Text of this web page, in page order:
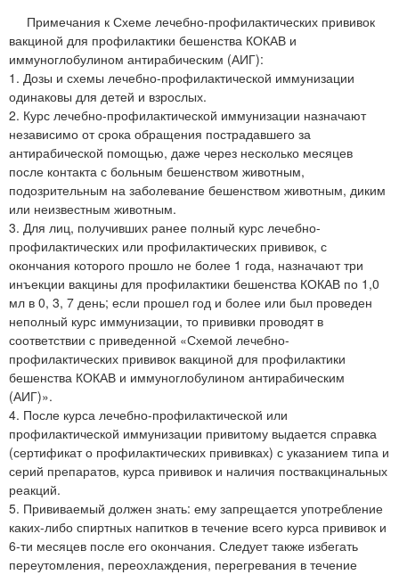
Примечания к Схеме лечебно-профилактических прививок
вакциной для профилактики бешенства КОКАВ и
иммуноглобулином антирабическим (АИГ):
1. Дозы и схемы лечебно-профилактической иммунизации
одинаковы для детей и взрослых.
2. Курс лечебно-профилактической иммунизации назначают
независимо от срока обращения пострадавшего за
антирабической помощью, даже через несколько месяцев
после контакта с больным бешенством животным,
подозрительным на заболевание бешенством животным, диким
или неизвестным животным.
3. Для лиц, получивших ранее полный курс лечебно-
профилактических или профилактических прививок, с
окончания которого прошло не более 1 года, назначают три
инъекции вакцины для профилактики бешенства КОКАВ по 1,0
мл в 0, 3, 7 день; если прошел год и более или был проведен
неполный курс иммунизации, то прививки проводят в
соответствии с приведенной «Схемой лечебно-
профилактических прививок вакциной для профилактики
бешенства КОКАВ и иммуноглобулином антирабическим
(АИГ)».
4. После курса лечебно-профилактической или
профилактической иммунизации привитому выдается справка
(сертификат о профилактических прививках) с указанием типа и
серий препаратов, курса прививок и наличия поствакцинальных
реакций.
5. Прививаемый должен знать: ему запрещается употребление
каких-либо спиртных напитков в течение всего курса прививок и
6-ти месяцев после его окончания. Следует также избегать
переутомления, переохлаждения, перегревания в течение